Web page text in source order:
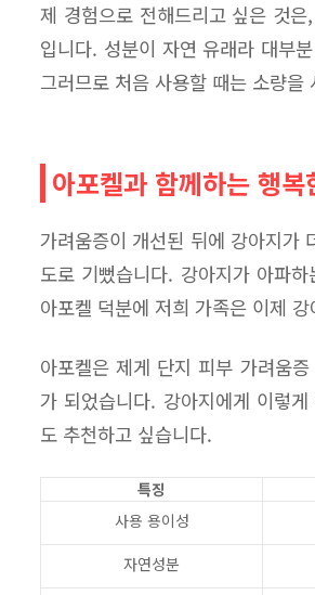
제 경험으로 전해드리고 싶은 것
입니다. 성분이 자연 유래라 대부
그러므로 처음 사용할 때는 소량
아포켈과 함께하는 행복
가려움증이 개선된 뒤에 강아지가
도로 기뻤습니다. 강아지가 아파
아포켈 덕분에 저희 가족은 이제
아포켈은 제게 단지 피부 가려움
가 되었습니다. 강아지에게 이렇
도 추천하고 싶습니다.
특징
사용 용이성
자연성분